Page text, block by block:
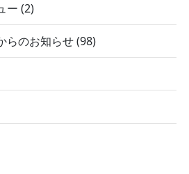
ー (2)
らのお知らせ (98)